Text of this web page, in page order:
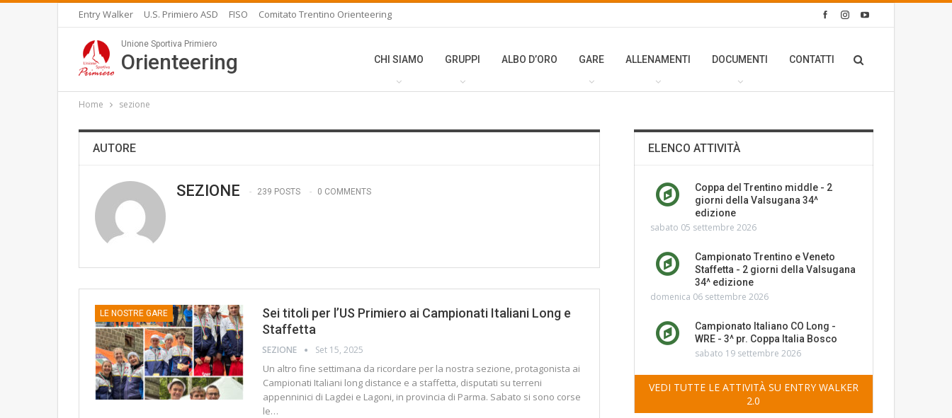
Entry Walker U.S. Primiero ASD FISO Comitato Trentino Orienteering
Unione Sportiva Primiero
Orienteering CHI SIAMO GRUPPI ALBO D’ORO GARE ALLENAMENTI DOCUMENTI CONTATTI
Home sezione
AUTORE
SEZIONE 239 POSTS 0 COMMENTS
LE NOSTRE GARE
Sei titoli per l’US Primiero ai Campionati Italiani Long e
Staffetta
SEZIONE Set 15, 2025
Un altro fine settimana da ricordare per la nostra sezione, protagonista ai
Campionati Italiani long distance e a staffetta, disputati su terreni
appenninici di Lagdei e Lagoni, in provincia di Parma. Sabato si sono corse
le…
ELENCO ATTIVITÀ
Coppa del Trentino middle - 2
giorni della Valsugana 34^
edizione
sabato 05 settembre 2026
Campionato Trentino e Veneto
Staffetta - 2 giorni della Valsugana
34^ edizione
domenica 06 settembre 2026
Campionato Italiano CO Long -
WRE - 3^ pr. Coppa Italia Bosco
sabato 19 settembre 2026
VEDI TUTTE LE ATTIVITÀ SU ENTRY WALKER
2.0